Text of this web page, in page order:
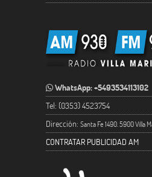
WhatsApp: +5493534113102
Tel: (0353) 4523754
Dirección: Santa Fe 1490. 5900 Villa
CONTRATAR PUBLICIDAD AM